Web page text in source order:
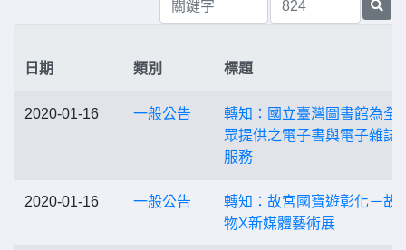
日期 類別 標題
2020-01-16 一般公告
轉知：國立臺灣圖書館為全
眾提供之電子書與電子雜誌
服務
2020-01-16 一般公告
轉知：故宮國寶遊彰化－故
物X新媒體藝術展